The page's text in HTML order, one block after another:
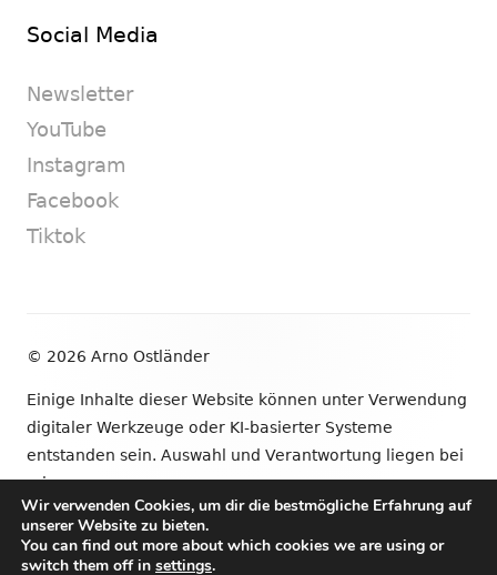
Social Media
Newsletter
YouTube
Instagram
Facebook
Tiktok
© 2026 Arno Ostländer
Einige Inhalte dieser Website können unter Verwendung
digitaler Werkzeuge oder KI-basierter Systeme
entstanden sein. Auswahl und Verantwortung liegen bei
mir.
•VerwendetTiny Framework
Wir verwenden Cookies, um dir die bestmögliche Erfahrung auf
unserer Website zu bieten.
You can find out more about which cookies we are using or
switch them off in settings.